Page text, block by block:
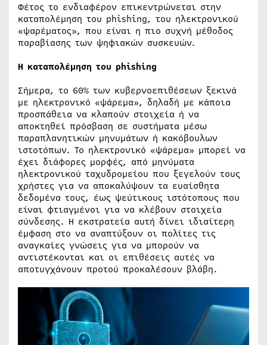
Φέτος το ενδιαφέρον επικεντρώνεται στην
καταπολέμηση του phishing, του ηλεκτρονικού
«ψαρέματος», που είναι η πιο συχνή μέθοδος
παραβίασης των ψηφιακών συσκευών.
Η καταπολέμηση του phishing
Σήμερα, το 60% των κυβερνοεπιθέσεων ξεκινά
με ηλεκτρονικό «ψάρεμα», δηλαδή με κάποια
προσπάθεια να κλαπούν στοιχεία ή να
αποκτηθεί πρόσβαση σε συστήματα μέσω
παραπλανητικών μηνυμάτων ή κακόβουλων
ιστοτόπων. Το ηλεκτρονικό «ψάρεμα» μπορεί να
έχει διάφορες μορφές, από μηνύματα
ηλεκτρονικού ταχυδρομείου που ξεγελούν τους
χρήστες για να αποκαλύψουν τα ευαίσθητα
δεδομένα τους, έως ψεύτικους ιστότοπους που
είναι φτιαγμένοι για να κλέβουν στοιχεία
σύνδεσης. Η εκστρατεία αυτή δίνει ιδιαίτερη
έμφαση στο να αναπτύξουν οι πολίτες τις
αναγκαίες γνώσεις για να μπορούν να
αντιστέκονται και οι επιθέσεις αυτές να
αποτυγχάνουν προτού προκαλέσουν βλάβη.